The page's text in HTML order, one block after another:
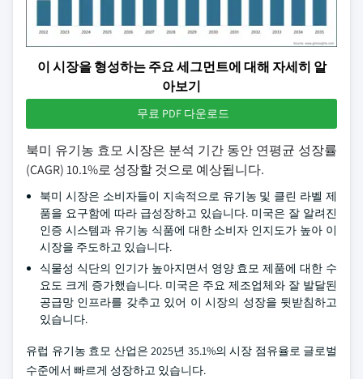
이 시장을 형성하는 주요 세그먼트에 대해 자세히 알
아보기
무료 PDF 다운로드
북미 유기농 효모 시장은 분석 기간 동안 연평균 성장률
(CAGR) 10.1%로 성장할 것으로 예상됩니다.
북미 시장은 소비자들이 지속적으로 유기농 및 클린 라벨 제
품을 요구함에 따라 급성장하고 있습니다. 미국은 잘 알려진
인증 시스템과 유기농 식품에 대한 소비자 인지도가 높아 이
시장을 주도하고 있습니다.
식물성 식단의 인기가 높아지면서 영양 효모 제품에 대한 수
요도 크게 증가했습니다. 미국은 주요 제조업체와 잘 발달된
공급망 인프라를 갖추고 있어 이 시장의 성장을 뒷받침하고
있습니다.
유럽 유기농 효모 산업은 2025년 35.1%의 시장 점유율로 글로벌
수준에서 빠르게 성장하고 있습니다.